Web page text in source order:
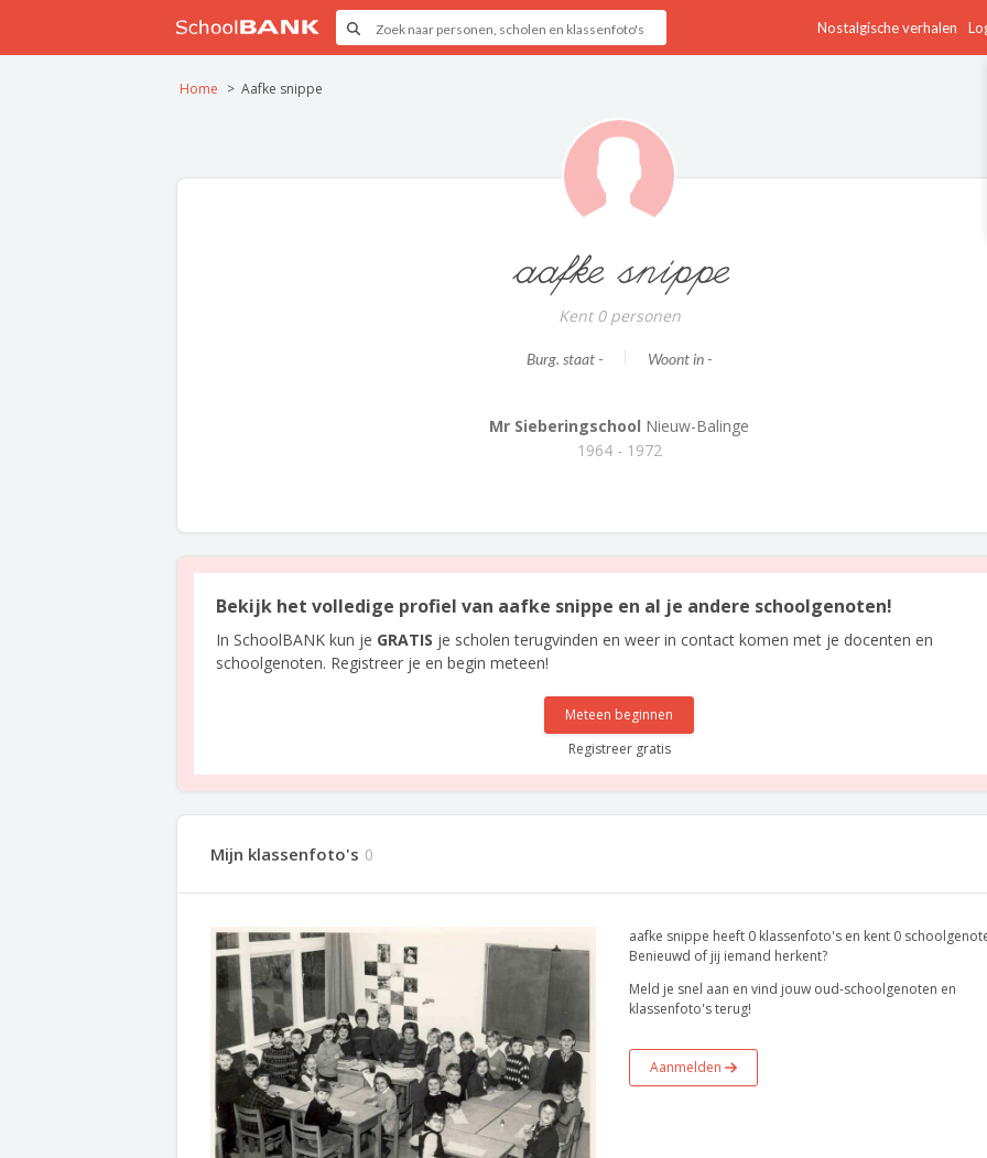
Nostalgische verhalen
Home Aafke snippe
aafke snippe
Kent 0 personen
Burg. staat - Woont in -
Mr Sieberingschool Nieuw-Balinge
1964 - 1972
Bekijk het volledige profiel van aafke snippe en al je andere schoolgenoten!
In SchoolBANK kun je GRATIS je scholen terugvinden en weer in contact komen met je docenten en
schoolgenoten. Registreer je en begin meteen!
Meteen beginnen
Registreer gratis
Mijn klassenfoto's 0
aafke snippe heeft 0 klassenfoto's en kent 0
Benieuwd of jij iemand herkent?
Meld je snel aan en vind jouw oud-schoolgenoten en
klassenfoto's terug!
Aanmelden